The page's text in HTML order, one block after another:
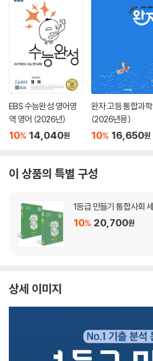
EBS 수능완성 영어영
역 영어 (2026년)
10% 14,040원
완자 고등 통합과
(2026년용)
10% 16,650원
이 상품의 특별 구성
1등급 만들기 통합사회
10% 20,700원
상세 이미지